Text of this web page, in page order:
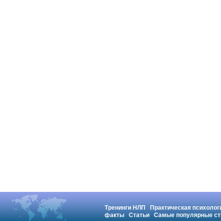
Тренинги НЛП
Практическая
факты
Статьи Самые популярные